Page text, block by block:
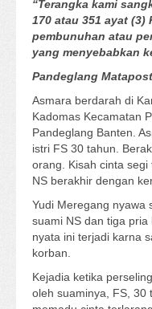
“Terangka kami
170 atau 351 ayat (3)
pembunuhan atau
yang menyebabkan
Pandeglang
Asmara berdarah di
Kadomas Kecamatan
Pandeglang Banten.
istri FS 30 tahun.
orang. Kisah cinta segi
NS berakhir dengan
Yudi Meregang nyawa
suami NS dan tiga
nyata ini terjadi karna
korban.
Kejadia ketika
oleh suaminya, FS, 30